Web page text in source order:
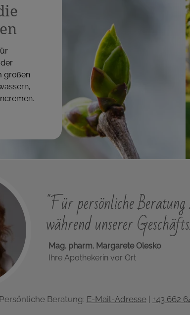
großen
"Für persönliche
während unserer
Mag. pharm. Margarete Olesko
Ihre Apothekerin vor Ort
Persönliche Beratung: E-Mail-Adresse| +43 662